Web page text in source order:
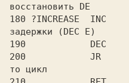
восстановить DE
180 ?INCREASE
задержки (DEC E)
190            DEC
200            JR
то цикл